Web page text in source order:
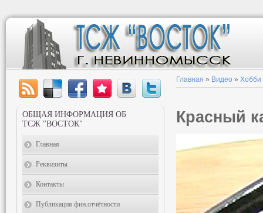
Главная » Видео » Хобби
Красный
ОБЩАЯ ИНФОРМАЦИЯ ОБ
ТСЖ "ВОСТОК"
Главная
Реквизиты
Контакты
Публикация фин.отчётности